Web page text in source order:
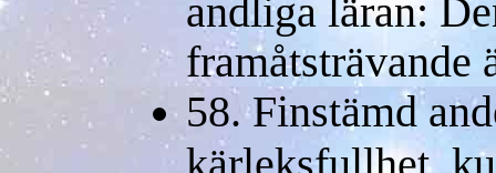
andliga läran:
framåtsträvande
58. Finstämd
kärleksfullhet,